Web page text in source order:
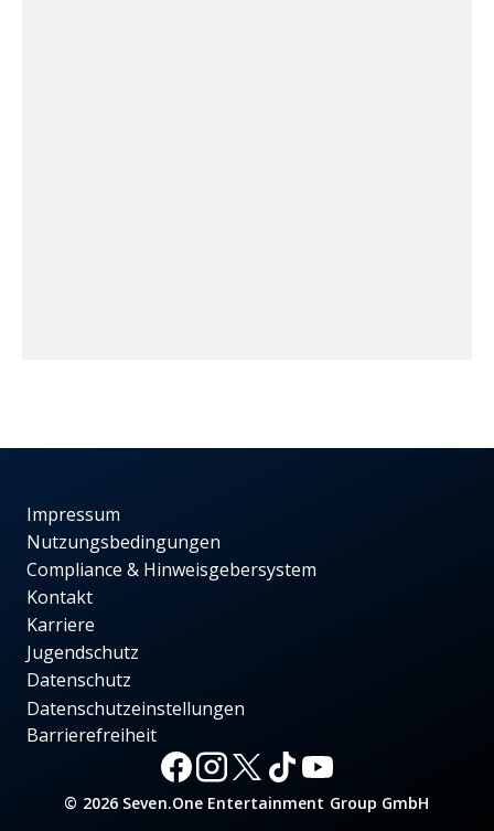
Impressum
Nutzungsbedingungen
Compliance & Hinweisgebersystem
Kontakt
Karriere
Jugendschutz
Datenschutz
Datenschutzeinstellungen
Barrierefreiheit
© 2026 Seven.One Entertainment Group GmbH